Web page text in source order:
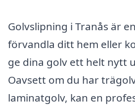
Golvslipning i Tranås är
förvandla ditt hem eller
ge dina golv ett helt nytt
Oavsett om du har
laminatgolv, kan en